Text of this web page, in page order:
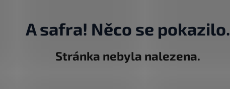
A safra! Něco se pokazilo.
Stránka nebyla nalezena.